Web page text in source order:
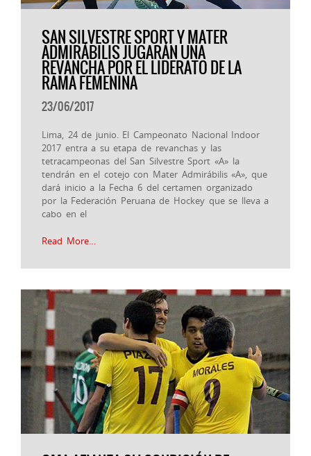
SAN SILVESTRE SPORT Y MATER
ADMIRÁBILIS JUGARÁN UNA
REVANCHA POR EL LIDERATO DE LA
RAMA FEMENINA
23/06/2017
Lima, 24 de junio. El Campeonato Nacional Indoor
2017 entra a su etapa de revanchas y las
tetracampeonas del San Silvestre Sport «A» la
tendrán en el cotejo con Mater Admirábilis «A», que
dará inicio a la Fecha 6 del certamen organizado
por la Federación Peruana de Hockey que se lleva a
cabo en el
Read More…